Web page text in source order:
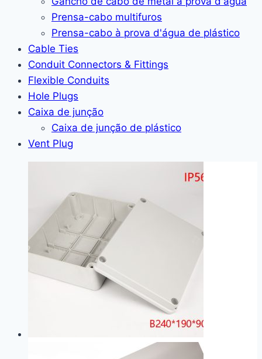
Prensa-cabo multifuros
Prensa-cabo à prova d'água de plástico
Cable Ties
Conduit Connectors & Fittings
Flexible Conduits
Hole Plugs
Caixa de junção
Caixa de junção de plástico
Vent Plug